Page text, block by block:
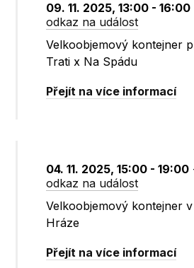
09. 11. 2025, 13:00 - 16:00
odkaz na událost
Velkoobjemový kontejner
Trati x Na Spádu
Přejít na více informací
04. 11. 2025, 15:00 - 19:00
odkaz na událost
Velkoobjemový kontejner
Hráze
Přejít na více informací